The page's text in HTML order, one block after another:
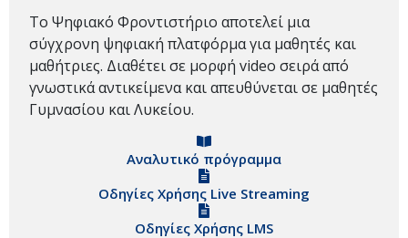
Το Ψηφιακό Φροντιστήριο αποτελεί μια
σύγχρονη ψηφιακή πλατφόρμα για μαθητές και
μαθήτριες. Διαθέτει σε μορφή video σειρά από
γνωστικά αντικείμενα και απευθύνεται σε μαθητές
Γυμνασίου και Λυκείου.
Αναλυτικό πρόγραμμα
Οδηγίες Χρήσης Live Streaming
Οδηγίες Χρήσης LMS